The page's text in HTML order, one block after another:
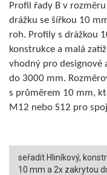
Profil řady B v
drážku se šířkou 10
roh. Profily s drážkou
konstrukce a malá
vhodný pro designové
do 3000 mm.
s průměrem 10 mm,
M12 nebo S12 pro
seřadit Hliníkový,
10 mm a 2x zakrytou